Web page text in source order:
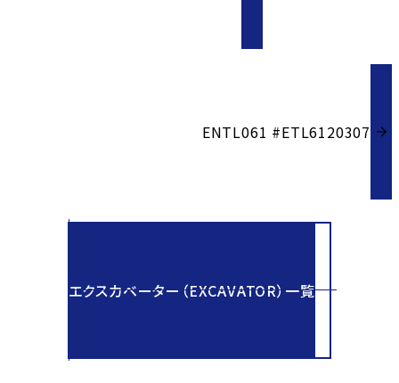
ENTL061 #ETL6120307
エクスカベーター（EXCAVATOR）一覧